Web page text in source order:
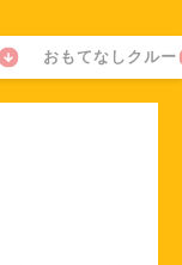
おもてなしクルー